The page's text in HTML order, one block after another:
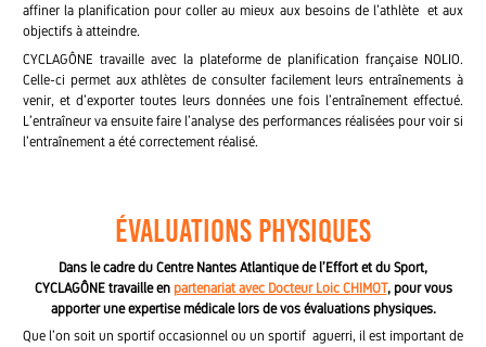
affiner la planification pour coller au mieux aux besoins de l’athlète et aux
objectifs à atteindre.
CYCLAGÔNE travaille avec la plateforme de planification française NOLIO.
Celle-ci permet aux athlètes de consulter facilement leurs entraînements à
venir, et d’exporter toutes leurs données une fois l’entraînement effectué.
L’entraîneur va ensuite faire l’analyse des performances réalisées pour voir si
l’entraînement a été correctement réalisé.
Évaluations physiques
Dans le cadre du Centre Nantes Atlantique de l’Effort et du Sport,
CYCLAGÔNE travaille en partenariat avec Docteur Loic CHIMOT, pour vous
apporter une expertise médicale lors de vos évaluations physiques.
Que l’on soit un sportif occasionnel ou un sportif aguerri, il est important de